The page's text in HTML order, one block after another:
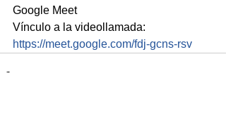
Google Meet
Vínculo a la videollamada:
https://meet.google.com/fdj-gcns-rsv